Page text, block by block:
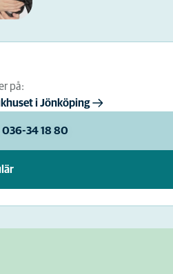
på:
i Jönköping
036-34 18 80